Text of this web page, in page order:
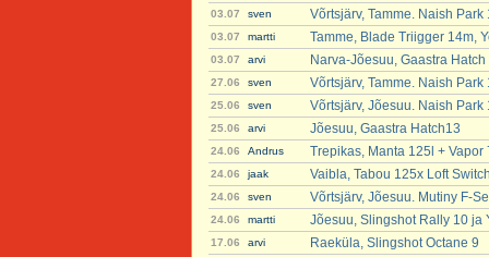
03.07 sven Võrtsjärv, Tamme. Naish Park
03.07 martti Tamme, Blade Triigger 14m,
03.07 arvi Narva-Jõesuu, Gaastra Hatch
27.06 sven Võrtsjärv, Tamme. Naish Park
25.06 sven Võrtsjärv, Jõesuu. Naish Park
25.06 arvi Jõesuu, Gaastra Hatch13
24.06 Andrus Trepikas, Manta 125l + Vapor
24.06 jaak Vaibla, Tabou 125x Loft
24.06 sven Võrtsjärv, Jõesuu. Mutiny F-
24.06 martti Jõesuu, Slingshot Rally 10 ja
17.06 arvi Raeküla, Slingshot Octane 9